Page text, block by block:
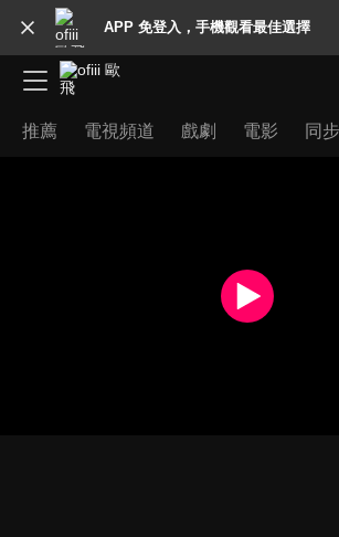
APP 免登入，手機觀看最佳選擇
推薦 電視頻道 戲劇 電影 同